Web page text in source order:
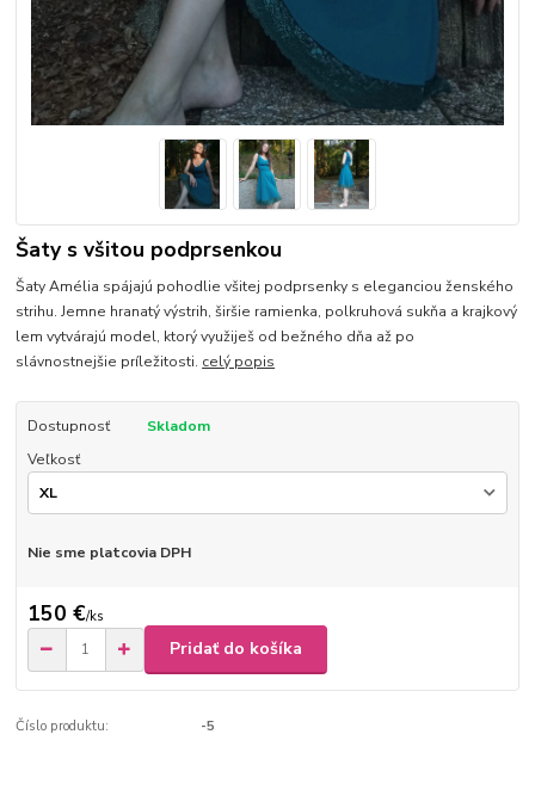
Šaty s všitou podprsenkou
Šaty Amélia spájajú pohodlie všitej podprsenky s eleganciou ženského
strihu. Jemne hranatý výstrih, širšie ramienka, polkruhová sukňa a krajkový
lem vytvárajú model, ktorý využiješ od bežného dňa až po
slávnostnejšie príležitosti. celý popis
Dostupnosť
Skladom
Veľkosť
Nie sme platcovia DPH
150 €/ks
Pridať do košíka
Číslo produktu: -5